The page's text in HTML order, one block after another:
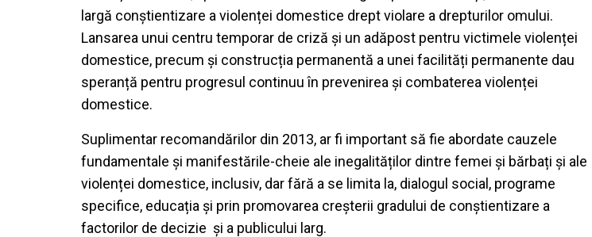
largă conștientizare a violenței domestice drept violare a drepturilor omului.
Lansarea unui centru temporar de criză și un adăpost pentru victimele violenței
domestice, precum și construcția permanentă a unei facilități permanente dau
speranță pentru progresul continuu în prevenirea și combaterea violenței
domestice.
Suplimentar recomandărilor din 2013, ar fi important să fie abordate cauzele
fundamentale și manifestările-cheie ale inegalităților dintre femei și bărbați și ale
violenței domestice, inclusiv, dar fără a se limita la, dialogul social, programe
specifice, educația și prin promovarea creșterii gradului de conștientizare a
factorilor de decizie și a publicului larg.